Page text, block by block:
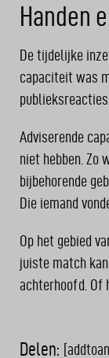
Handen
De tijdelijke
capaciteit was
publieksreacties.
Adviserende
niet hebben. Zo
bijbehorende
Die iemand
Op het gebied
juiste match
achterhoofd. Of
Delen: